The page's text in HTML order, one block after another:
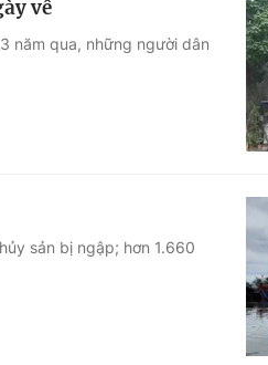
về
năm qua, những người dân
sản bị ngập; hơn 1.660